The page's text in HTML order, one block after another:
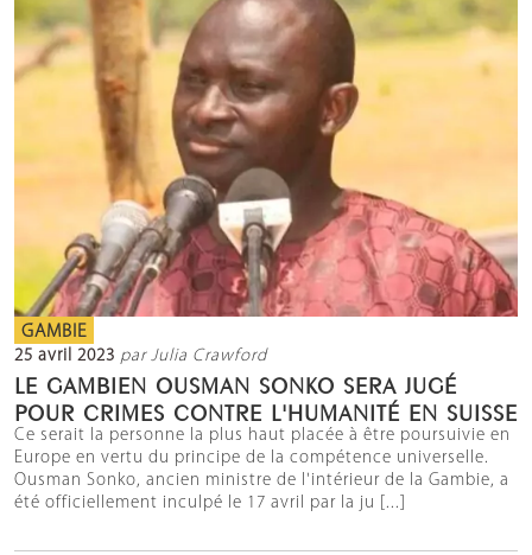
GAMBIE
25 avril 2023 par Julia Crawford
LE GAMBIEN OUSMAN SONKO SERA JUGÉ
POUR CRIMES CONTRE L'HUMANITÉ EN SUISSE
Ce serait la personne la plus haut placée à être poursuivie en
Europe en vertu du principe de la compétence universelle.
Ousman Sonko, ancien ministre de l'intérieur de la Gambie, a
été officiellement inculpé le 17 avril par la ju [...]